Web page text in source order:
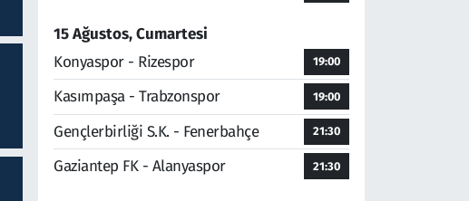
15 Ağustos, Cumartesi
Konyaspor - Rizespor
19:00
Kasımpaşa - Trabzonspor 19:00
Gençlerbirliği S.K. - Fenerbahçe 21:30
Gaziantep FK - Alanyaspor 21:30